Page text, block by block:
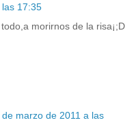
17:35
morirnos de la risa¡;D
de marzo de 2011 a las